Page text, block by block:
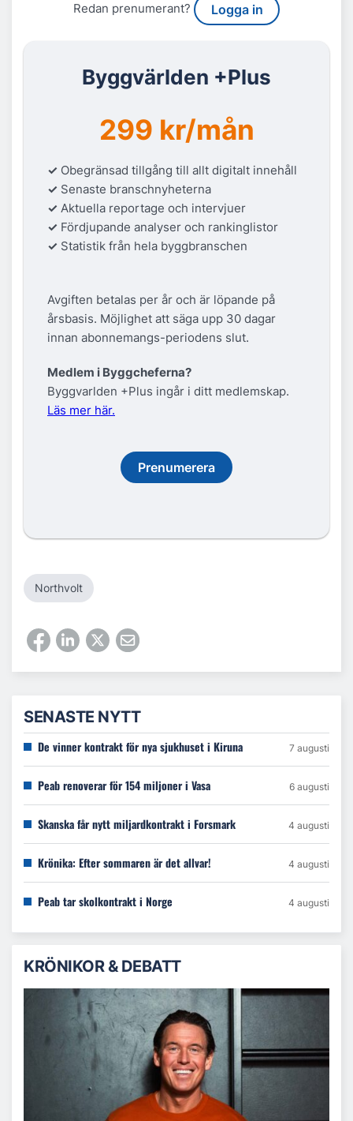
Redan prenumerant? Logga in
Byggvärlden +Plus
299 kr/mån
✓ Obegränsad tillgång till allt digitalt innehåll
✓ Senaste branschnyheterna
✓ Aktuella reportage och intervjuer
✓ Fördjupande analyser och rankinglistor
✓ Statistik från hela byggbranschen
Avgiften betalas per år och är löpande på
årsbasis. Möjlighet att säga upp 30 dagar
innan abonnemangs-periodens slut.
Medlem i Byggcheferna?
Byggvarlden +Plus ingår i ditt medlemskap.
Läs mer här.
Prenumerera
Northvolt
SENASTE NYTT
De vinner kontrakt för nya sjukhuset i Kiruna 7 augusti
Peab renoverar för 154 miljoner i Vasa 6 augusti
Skanska får nytt miljardkontrakt i Forsmark 4 augusti
Krönika: Efter sommaren är det allvar! 4 augusti
Peab tar skolkontrakt i Norge 4 augusti
KRÖNIKOR & DEBATT